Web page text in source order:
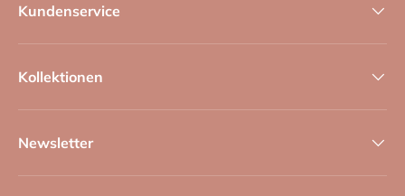
Kundenservice
Kollektionen
Newsletter